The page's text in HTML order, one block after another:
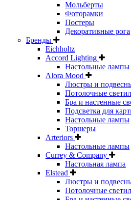
Мольберты
Фоторамки
Постеры
Декоративные рога
Бренды
Eichholtz
Accord Lighting
Настольные лампы
Alora Mood
Люстры и
Потолочные
Бра и настенные
Подсветка для
Настольные лампы
Торшеры
Arteriors
Настольные лампы
Currey & Company
Настольная лампа
Elstead
Люстры и
Потолочные